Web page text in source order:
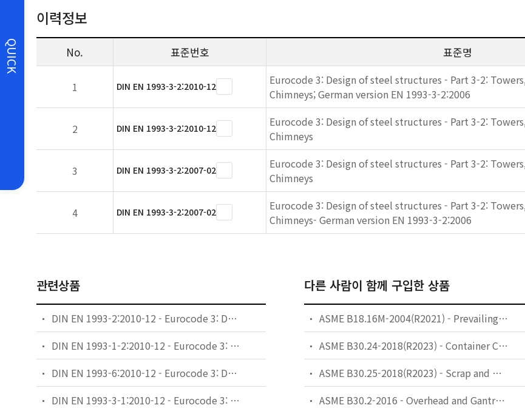
QUICK
이력정보
No. 표준번호 표준명
1 DIN EN 1993-3-2:2010-12
Eurocode 3: Design of steel structures - Part 3-2:
Chimneys; German version EN 1993-3-2:2006
2 DIN EN 1993-3-2:2010-12
Eurocode 3: Design of steel structures - Part 3-2:
Chimneys
3 DIN EN 1993-3-2:2007-02
Eurocode 3: Design of steel structures - Part 3-2:
Chimneys
4 DIN EN 1993-3-2:2007-02
Eurocode 3: Design of steel structures - Part 3-2:
Chimneys- German version EN 1993-3-2:2006
관련상품
DIN EN 1993-2:2010-12 - Eurocode 3: Design of steel structures - Part 2: Steel Bridges; German version EN 1993-2:2006 + AC:2009
DIN EN 1993-1-2:2010-12 - Eurocode 3: Design of steel structures - Part 1-2: General rules - Structural fire design; German version EN 1993-1-2:2005 + AC:2009
DIN EN 1993-6:2010-12 - Eurocode 3: Design of steel structures - Part 6: Crane supporting structures (includes Corrigendum AC:2009)
DIN EN 1993-3-1:2010-12 - Eurocode 3: Design of steel structures - Part 3-1: Towers, masts and chimneys - Towers and masts; German version EN 1993-3-1:2006 + AC:2009
다른 사람이 함께 구입한 상품
ASME B18.16M-2004(R2021) - Prevailing-Torque-Type Steel Metric Hex Nuts and Hex Flange Nuts
ASME B30.24-2018(R2023) - Container Cranes
ASME B30.25-2018(R2023) - Scrap and Material Handlers
ASME B30.2-2016 - Overhead and Gantry Cranes (Top Running Bridge, Single or Multiple Girder, Top Running Trolley Hoist)